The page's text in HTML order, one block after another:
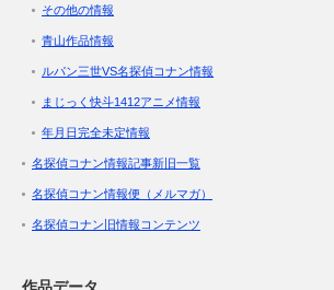
その他の情報
青山作品情報
ルパン三世VS名探偵コナン情報
まじっく快斗1412アニメ情報
年月日完全未定情報
名探偵コナン情報記事新旧一覧
名探偵コナン情報便（メルマガ）
名探偵コナン旧情報コンテンツ
作品データ